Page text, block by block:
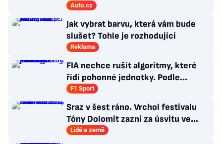
dílo divize Solitaire
Auto.cz
Jak vybrat barvu, která vám bude
slušet? Tohle je rozhodující
Reklama
FIA nechce rušit algoritmy, které
řídí pohonné jednotky. Podle
Tombazise by to vše jen zhoršilo
F1 Sport
Sraz v šest ráno. Vrchol festivalu
Tóny Dolomit zazní za úsvitu ve
3000 metrech
Lidé a země